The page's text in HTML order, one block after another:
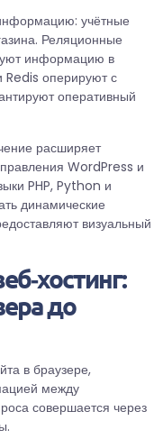
учётные
Реляционные
информацию в
оперируют с
оперативный
расширяет
WordPress и
PHP, Python и
динамические
визуальный
до
в браузере,
между
совершается через